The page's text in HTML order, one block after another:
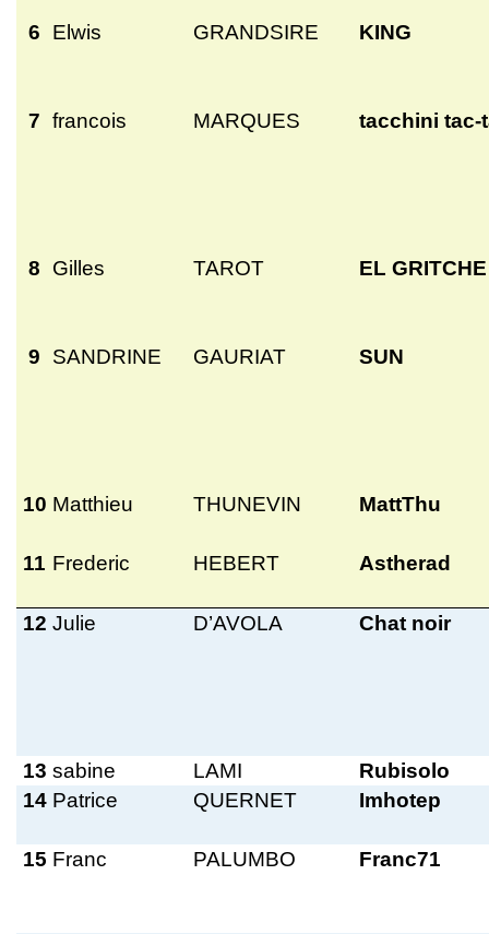
6 Elwis GRANDSIRE KING
7 francois MARQUES tacchini tac-
8 Gilles TAROT EL GRITCHE
9 SANDRINE GAURIAT SUN
10 Matthieu THUNEVIN MattThu
11 Frederic HEBERT Astherad
12 Julie D’AVOLA Chat noir
13 sabine LAMI
Rubisolo
14 Patrice QUERNET Imhotep
15 Franc PALUMBO Franc71